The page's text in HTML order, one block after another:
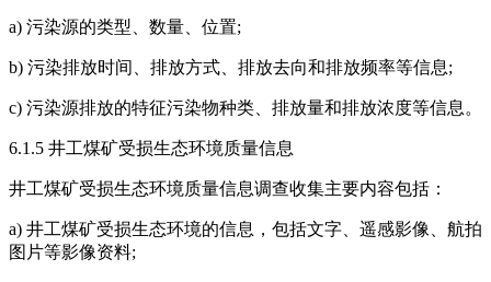
a) 污染源的类型、数量、位置;
b) 污染排放时间、排放方式、排放去向和排放频率等信息;
c) 污染源排放的特征污染物种类、排放量和排放浓度等信息。
6.1.5 井工煤矿受损生态环境质量信息
井工煤矿受损生态环境质量信息调查收集主要内容包括：
a) 井工煤矿受损生态环境的信息，包括文字、遥感影像、航拍
图片等影像资料;